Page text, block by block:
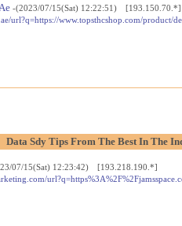
-(2023/07/15(Sat) 12:22:51) [193.150.70.*]
url?q=https://www.topsthcshop.com/
Data Sdy Tips From The Best In The
07/15(Sat) 12:23:42) [193.218.190.*]